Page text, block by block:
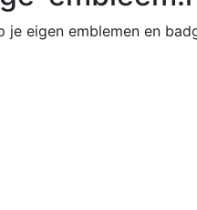
je eigen emblemen en